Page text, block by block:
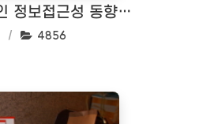
2011 장애인 정보접근성 동향 세미나 <2011.05.12>
조회수:
4856